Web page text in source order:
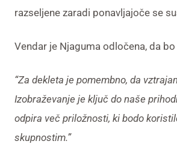
razseljene zaradi ponavljajoče se
Vendar je Njaguma odločena, da
“Za dekleta je pomembno, da
Izobraževanje je ključ do naše
odpira več priložnosti, ki bodo
skupnostim.”